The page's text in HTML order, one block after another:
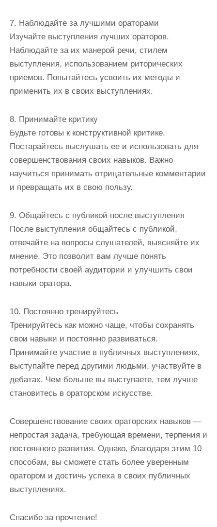
7. Наблюдайте за лучшими ораторами
Изучайте выступления лучших ораторов.
Наблюдайте за их манерой речи, стилем
выступления, использованием риторических
приемов. Попытайтесь усвоить их методы и
применить их в своих выступлениях.
8. Принимайте критику
Будьте готовы к конструктивной критике.
Постарайтесь выслушать ее и использовать для
совершенствования своих навыков. Важно
научиться принимать отрицательные комментарии
и превращать их в свою пользу.
9. Общайтесь с публикой после выступления
После выступления общайтесь с публикой,
отвечайте на вопросы слушателей, выясняйте их
мнение. Это позволит вам лучше понять
потребности своей аудитории и улучшить свои
навыки оратора.
10. Постоянно тренируйтесь
Тренируйтесь как можно чаще, чтобы сохранять
свои навыки и постоянно развиваться.
Принимайте участие в публичных выступлениях,
выступайте перед другими людьми, участвуйте в
дебатах. Чем больше вы выступаете, тем лучше
становитесь в ораторском искусстве.
Совершенствование своих ораторских навыков —
непростая задача, требующая времени, терпения и
постоянного развития. Однако, благодаря этим 10
способам, вы сможете стать более уверенным
оратором и достичь успеха в своих публичных
выступлениях.
Спасибо за прочтение!